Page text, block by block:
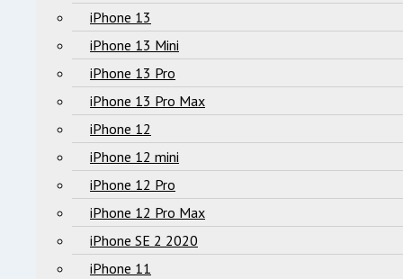
iPhone 13
iPhone 13 Mini
iPhone 13 Pro
iPhone 13 Pro Max
iPhone 12
iPhone 12 mini
iPhone 12 Pro
iPhone 12 Pro Max
iPhone SE 2 2020
iPhone 11